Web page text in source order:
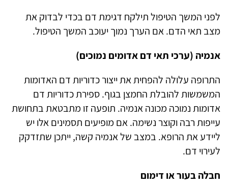
לפני המשך הטיפול תילקח דגימת דם בכדי לבדוק את
מצב תאי הדם. אם הערך נמוך יעוכב המשך הטיפול.
אנמיה (ערכי תאי דם אדומים נמוכים)
התרופה עלולה להפחית את ייצור כדוריות דם האדומות
המשמשות להובלת החמצן בגוף. ספירת כדוריות דם
אדומות נמוכה מכונה אנמיה. תופעה זו מתבטאת בתחושת
עייפות רבה וקוצר נשימה. אם מופיעים תסמינים אלו יש
ליידע את הרופא. במצב של אנמיה קשה, ייתכן שתזדקק
לעירוי דם.
חבלה בעור או דימום